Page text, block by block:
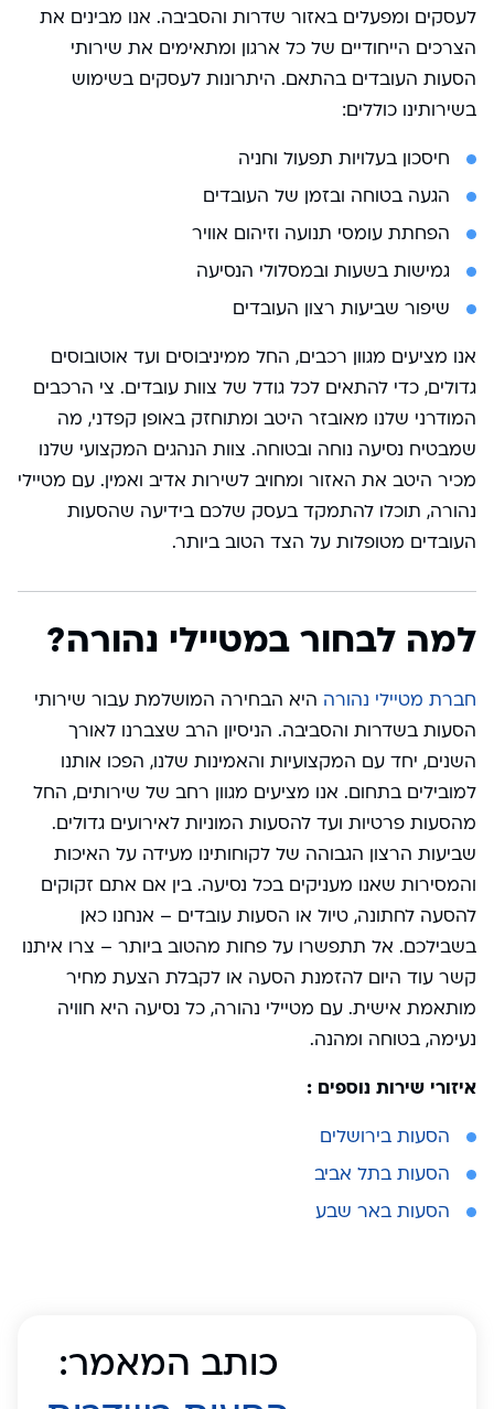
לעסקים ומפעלים באזור שדרות והסביבה. אנו מבינים את
הצרכים הייחודיים של כל ארגון ומתאימים את שירותי
הסעות העובדים בהתאם. היתרונות לעסקים בשימוש
בשירותינו כוללים:
חיסכון בעלויות תפעול וחניה
הגעה בטוחה ובזמן של העובדים
הפחתת עומסי תנועה וזיהום אוויר
גמישות בשעות ובמסלולי הנסיעה
שיפור שביעות רצון העובדים
אנו מציעים מגוון רכבים, החל ממיניבוסים ועד אוטובוסים
גדולים, כדי להתאים לכל גודל של צוות עובדים. צי הרכבים
המודרני שלנו מאובזר היטב ומתוחזק באופן קפדני, מה
שמבטיח נסיעה נוחה ובטוחה. צוות הנהגים המקצועי שלנו
מכיר היטב את האזור ומחויב לשירות אדיב ואמין. עם מטיילי
נהורה, תוכלו להתמקד בעסק שלכם בידיעה שהסעות
העובדים מטופלות על הצד הטוב ביותר.
למה לבחור במטיילי נהורה?
חברת מטיילי נהורה היא הבחירה המושלמת עבור שירותי
הסעות בשדרות והסביבה. הניסיון הרב שצברנו לאורך
השנים, יחד עם המקצועיות והאמינות שלנו, הפכו אותנו
למובילים בתחום. אנו מציעים מגוון רחב של שירותים, החל
מהסעות פרטיות ועד להסעות המוניות לאירועים גדולים.
שביעות הרצון הגבוהה של לקוחותינו מעידה על האיכות
והמסירות שאנו מעניקים בכל נסיעה. בין אם אתם זקוקים
להסעה לחתונה, טיול או הסעות עובדים – אנחנו כאן
בשבילכם. אל תתפשרו על פחות מהטוב ביותר – צרו איתנו
קשר עוד היום להזמנת הסעה או לקבלת הצעת מחיר
מותאמת אישית. עם מטיילי נהורה, כל נסיעה היא חוויה
נעימה, בטוחה ומהנה.
איזורי שירות נוספים :
הסעות בירושלים
הסעות בתל אביב
הסעות באר שבע
כותב המאמר: